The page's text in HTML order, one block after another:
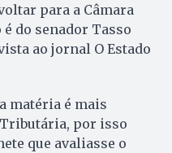
para a Câmara
é do senador Tasso
ao jornal O Estado
matéria é mais
por isso
que avaliasse o